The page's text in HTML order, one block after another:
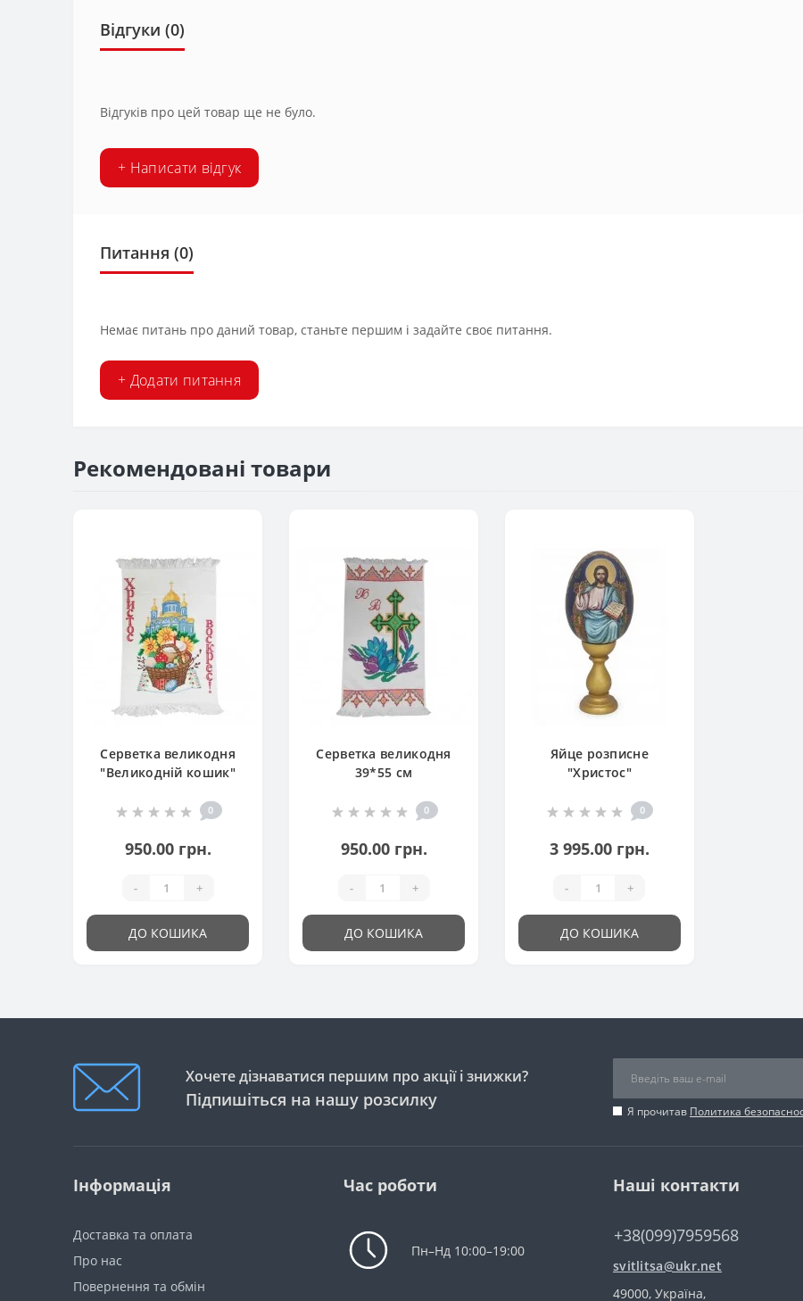
Відгуки (0)
Відгуків про цей товар ще не було.
+ Написати відгук
Питання (0)
Немає питань про даний товар, станьте першим і задайте своє питання.
+ Додати питання
Рекомендовані товари
Серветка великодня
"Великодній кошик"
0
950.00 грн.
- +
ДО КОШИКА
Серветка великодня
39*55 см
0
950.00 грн.
- +
ДО КОШИКА
Яйце розписне
"Христос"
0
3 995.00 грн.
- +
ДО КОШИКА
Хочете дізнаватися першим про акції і знижки?
Підпишіться на нашу розсилку
Я прочитав Политика
Інформація
Доставка та оплата
Про нас
Повернення та обмін
Час роботи
Пн–Нд 10:00–19:00
Наші контакти
+38(099)7959568
svitlitsa@ukr.net
49000, Україна,